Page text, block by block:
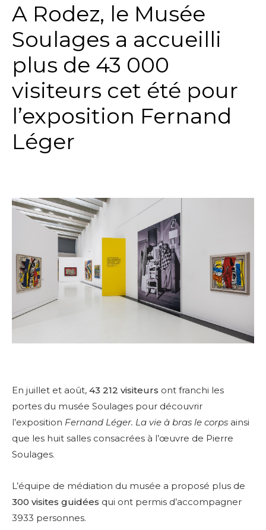
A Rodez, le Musée
Soulages a accueilli
plus de 43 000
visiteurs cet été pour
l’exposition Fernand
Léger
En juillet et août, 43 212 visiteurs ont franchi les
portes du musée Soulages pour découvrir
l’exposition Fernand Léger. La vie à bras le corps ainsi
que les huit salles consacrées à l’œuvre de Pierre
Soulages.
L’équipe de médiation du musée a proposé plus de
300 visites guidées qui ont permis d’accompagner
3933 personnes.